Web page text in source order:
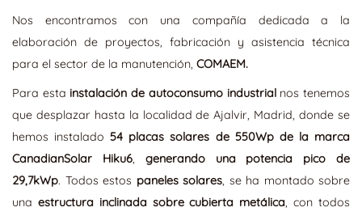
Nos encontramos con una compañía dedicada a la
elaboración de proyectos, fabricación y asistencia técnica
para el sector de la manutención, COMAEM.
Para esta instalación de autoconsumo industrialnos tenemos
que desplazar hasta la localidad de Ajalvir, Madrid, donde se
hemos instalado54 placas solares de 550Wp de la marca
CanadianSolar Hiku6, generando una potencia pico de
29,7kWp. Todos estos paneles solares, se ha montado sobre
una estructura inclinada sobre cubierta metálica, con todos